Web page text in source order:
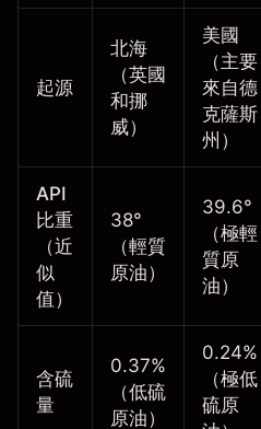
起源
北海
（英國
和挪
威）
美國
（主要
來自德
克薩斯
州）
API
比重
（近
似
值）
38°
（輕質
原油）
39.6°
（極輕
質原
油）
含硫
量
0.37%
（低硫
原油）
0.24%
（極低
硫原